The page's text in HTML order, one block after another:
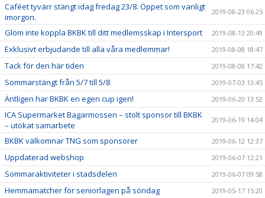
Caféet tyvärr stängt idag fredag 23/8. Öppet som vanligt
imorgon.
2019-08-23 06:25
Glöm inte koppla BKBK till ditt medlemsskap i Intersport 2019-08-13 20:49
Exklusivt erbjudande till alla våra medlemmar! 2019-08-08 18:47
Tack för den här tiden 2019-08-08 17:42
Sommarstängt från 5/7 till 5/8 2019-07-03 13:45
Äntligen har BKBK en egen cup igen! 2019-06-20 13:52
ICA Supermarket Bagarmossen – stolt sponsor till BKBK
– utökat samarbete
2019-06-19 14:04
BKBK välkomnar TNG som sponsorer 2019-06-12 12:37
Uppdaterad webshop 2019-06-07 12:21
Sommaraktiviteter i stadsdelen 2019-06-07 09:58
Hemmamatcher för seniorlagen på söndag 2019-05-17 15:20